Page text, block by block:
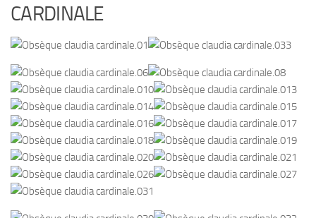
CARDINALE